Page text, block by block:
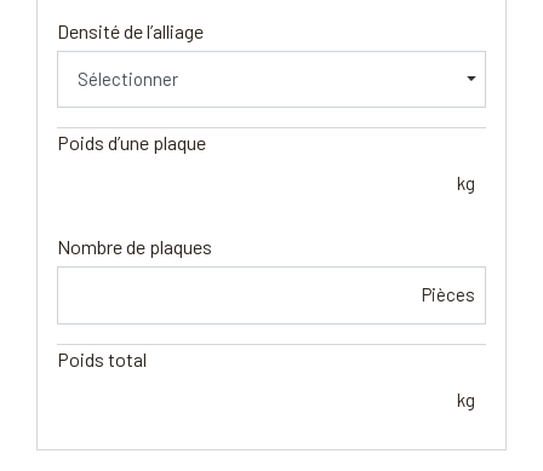
Densité de l’alliage
Poids d’une plaque
kg
Nombre de plaques
Pièces
Poids total
kg